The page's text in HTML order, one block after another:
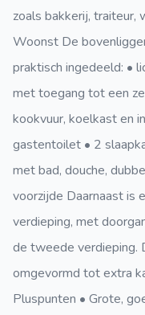
zoals bakkerij, traiteur,
Woonst De
praktisch ingedeeld: •
met toegang tot een
kookvuur, koelkast en
gastentoilet • 2
met bad, douche,
voorzijde Daarnaast is
verdieping, met
de tweede verdieping.
omgevormd tot extra
Pluspunten • Grote,